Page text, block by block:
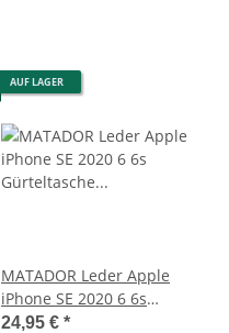
AUF LAGER
MATADOR Leder Apple
iPhone SE 2020 6 6s
Gürteltasche Vertikal Braun
24,95 € *